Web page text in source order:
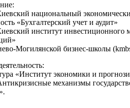
национальный
«Бухгалтерский учет и аудит»
институт инвестиционного
Могилянской бизнес-школы
«Институт экономики и
механизмы